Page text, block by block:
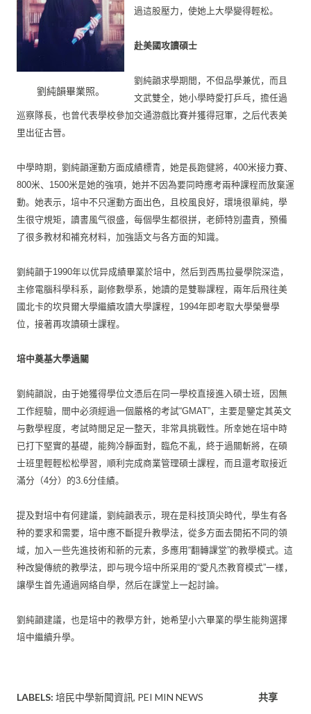
劉純韻畢業照。
過這股壓力，使她上大學變得輕松。
赴美國攻讀碩士
劉純韻求學期間，不但品學兼优，而且
文武雙全， 她小學時愛打乒乓，擔任過
巡察隊長， 也曾代表學校參加交通游戲比賽并獲得冠軍， 之后代表美
里出征古晉。
中學時期，劉純韻運動方面成績標青，她是長跑健將， 400米接力賽、
800米、1500米是她的強項， 她并不因為要同時應考兩种課程而放棄運
動。她表示， 培中不只運動方面出色，且校風良好，環境很單純，學
生很守規矩， 讀書風气很盛，每個學生都很拼，老師特別盡責， 預備
了很多教材和補充材料，加強語文与各方面的知識。
劉純韻于1990年以优异成績畢業於培中， 然后到西馬拉曼學院深造，
主修電腦科學科系，副修數學系， 她讀的是雙聯課程， 兩年后飛往美
國北卡的坎貝爾大學繼續攻讀大學課程， 1994年即考取大學榮譽學
位，接著再攻讀碩士課程。
培中奠基大學過關
劉純韻說，由于她獲得學位文憑后在同一學校直接進入碩士班，
因無
工作經驗，間中必須經過一個嚴格的考試“GMAT”， 主要是鑒定其英文
与數學程度，考試時間足足一整天， 非常具挑戰性。所幸她在培中時
已打下堅實的基礎，能夠冷靜面對， 臨危不亂，終于過關斬將，在碩
士班里輕輕松松學習， 順利完成商業管理碩士課程，而且還考取接近
滿分（4分）的3.6分佳績。
提及對培中有何建議，劉純韻表示，現在是科技頂尖時代， 學生有各
种的要求和需要，培中應不斷提升教學法， 從多方面去開拓不同的領
域，加入一些先進技術和新的元素， 多應用“翻轉課堂”的教學模式。這
种改變傳統的教學法，
即与現今培中所采用的“愛凡杰教育模式”一樣，
讓學生首先通過网絡自學，然后在課堂上一起討論。
劉純韻建議，也是培中的教學方針， 她希望小六畢業的學生能夠選擇
培中繼續升學。
LABELS: 培民中學新聞資訊 PEI MIN NEWS 共享